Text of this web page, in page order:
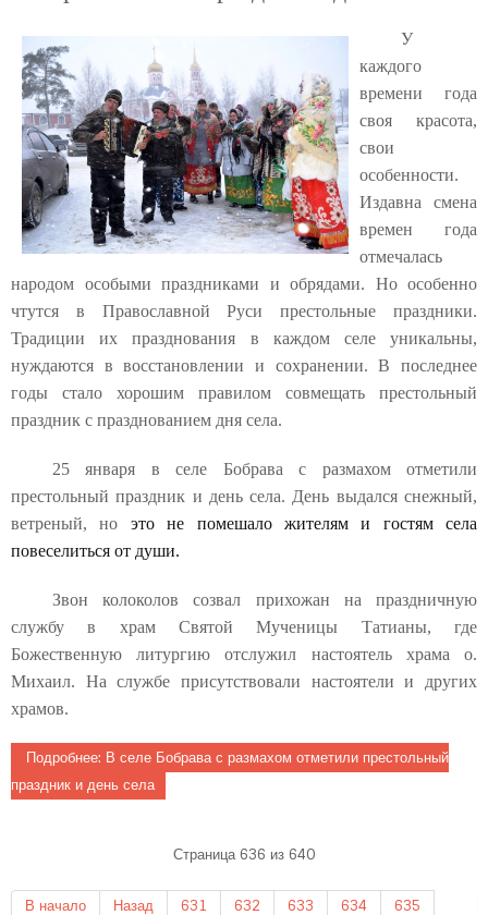
У
каждого
времени года
своя красота,
свои
особенности.
Издавна смена
времен года
отмечалась
народом особыми праздниками и обрядами. Но особенно
чтутся в Православной Руси престольные праздники.
Традиции их празднования в каждом селе
уникальны,
нуждаются в восстановлении и сохранении. В последнее
годы стало хорошим правилом совмещать престольный
праздник с празднованием дня села.
25 января в селе Бобрава с размахом отметили
престольный праздник и день села. День выдался снежный,
ветреный, но это не помешало жителям и гостям села
повеселиться от души.
Звон колоколов созвал прихожан на праздничную
службу в храм Святой Мученицы Татианы, где
Божественную литургию отслужил настоятель храма о.
Михаил. На службе присутствовали настоятели и других
храмов.
Подробнее: В селе Бобрава с размахом отметили престольный
праздник и день села
Страница 636 из 640
В начало Назад 631 632 633 634 635